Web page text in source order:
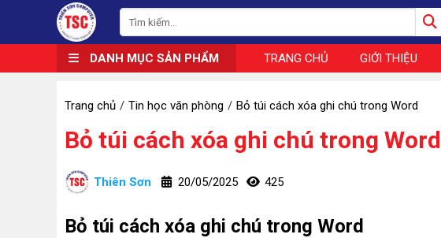
DANH MỤC SẢN PHẨM TRANG CHỦ GIỚI THIỆU
Trang chủ Tin học văn phòng Bỏ túi cách xóa ghi chú trong Word
Bỏ túi cách xóa ghi chú trong Word
Thiên Sơn 20/05/2025 425
Bỏ túi cách xóa ghi chú trong Word